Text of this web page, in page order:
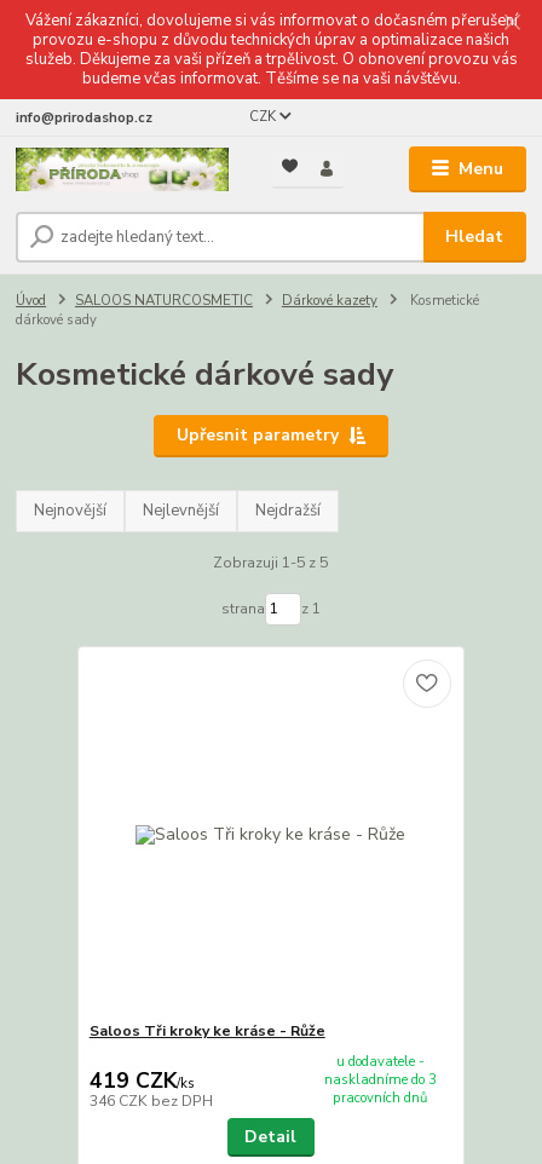
Vážení zákazníci, dovolujeme si vás informovat o dočasném přerušení
provozu e-shopu z důvodu technických úprav a optimalizace našich
služeb. Děkujeme za vaši přízeň a trpělivost. O obnovení provozu vás
budeme včas informovat. Těšíme se na vaši návštěvu.
Menu
CZK
Hledat
info@prirodashop.cz
Úvod SALOOS NATURCOSMETIC Dárkové kazety
Kosmetické
dárkové sady
Kosmetické dárkové sady
Upřesnit parametry
Nejnovější Nejlevnější Nejdražší
Zobrazuji 1-5 z 5
strana z 1
Saloos Tři kroky ke kráse - Růže
419 CZK/ks
346 CZK bez DPH
u dodavatele -
naskladníme do 3
pracovních dnů
Detail